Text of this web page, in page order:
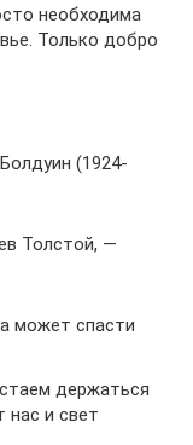
необходима
Только добро
(1924-
Толстой, —
может спасти
держаться
нас и свет